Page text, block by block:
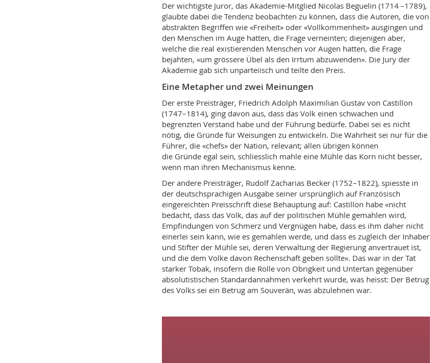
Der wichtigste Juror, das Akademie-Mitglied Nicolas Beguelin (1714 –1789),
glaubte dabei die Tendenz beobachten zu können, dass die Autoren, die von
abstrakten Begriffen wie «Freiheit» oder «Vollkommenheit» ausgingen und
den Menschen im Auge hatten, die Frage verneinten; diejenigen aber,
welche die real existierenden Menschen vor Augen hatten, die Frage
bejahten, «um grössere Übel als den Irrtum abzuwenden». Die Jury der
Akademie gab sich unparteiisch und teilte den Preis.
Eine Metapher und zwei Meinungen
Der erste Preisträger, Friedrich Adolph Maximilian Gustav von Castillon
(1747–1814), ging davon aus, dass das Volk einen schwachen und
begrenzten Verstand habe und der Führung bedürfe. Dabei sei es nicht
nötig, die Gründe für Weisungen zu entwickeln. Die Wahrheit sei nur für die
Führer, die «chefs» der Nation, relevant; allen übrigen können
die Gründe egal sein, schliesslich mahle eine Mühle das Korn nicht besser,
wenn man ihren Mechanismus kenne.
Der andere Preisträger, Rudolf Zacharias Becker (1752–1822), spiesste in
der deutschsprachigen Ausgabe seiner ursprünglich auf Französisch
eingereichten Preisschrift diese Behauptung auf: Castillon habe «nicht
bedacht, dass das Volk, das auf der politischen Mühle gemahlen wird,
Empfindungen von Schmerz und Vergnügen habe, dass es ihm daher nicht
einerlei sein kann, wie es gemahlen werde, und dass es zugleich der Inhaber
und Stifter der Mühle sei, deren Verwaltung der Regierung anvertrauet ist,
und die dem Volke davon Rechenschaft geben sollte». Das war in der Tat
starker Tobak, insofern die Rolle von Obrigkeit und Untertan gegenüber
absolutistischen Standardannahmen verkehrt wurde, was heisst: Der Betrug
des Volks sei ein Betrug am Souverän, was abzulehnen war.